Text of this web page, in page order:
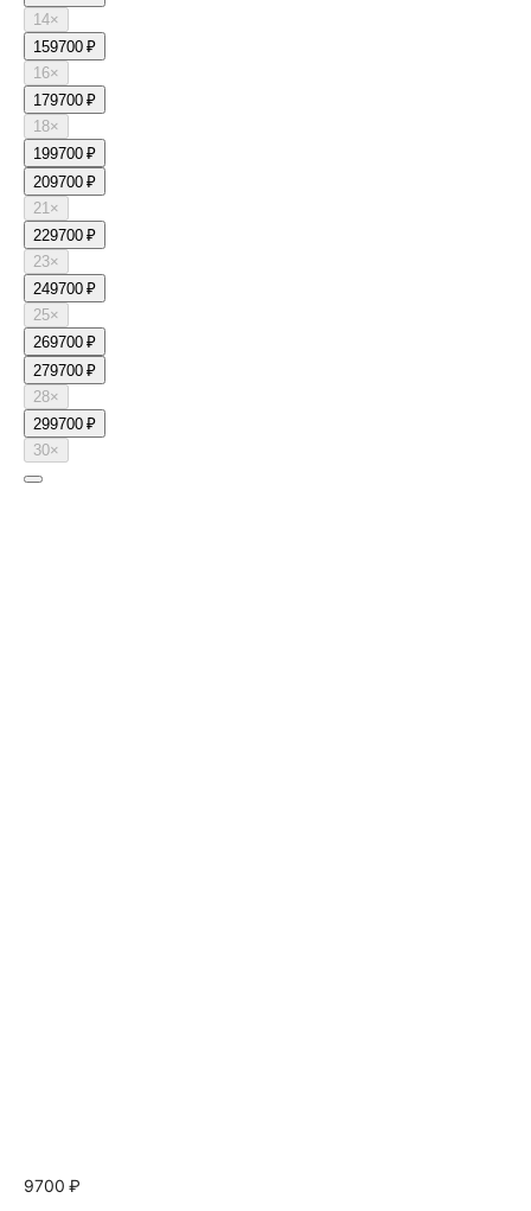
14×
159700 ₽
16×
179700 ₽
18×
199700 ₽
209700 ₽
21×
229700 ₽
23×
249700 ₽
25×
269700 ₽
279700 ₽
28×
299700 ₽
30×
9700 ₽